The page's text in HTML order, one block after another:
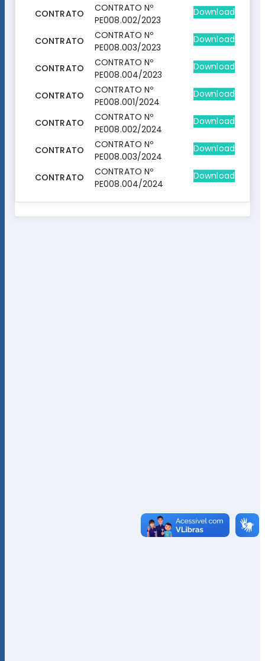
CONTRATO
CONTRATO Nº
PE008.002/2023
Download
CONTRATO
CONTRATO Nº
PE008.003/2023
Download
CONTRATO
CONTRATO Nº
PE008.004/2023
Download
CONTRATO
CONTRATO Nº
PE008.001/2024
Download
CONTRATO
CONTRATO Nº
PE008.002/2024
Download
CONTRATO
CONTRATO Nº
PE008.003/2024
Download
CONTRATO
CONTRATO Nº
PE008.004/2024
Download